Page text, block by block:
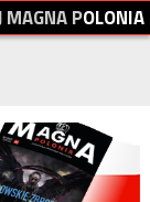
MAGNAPOLONIA